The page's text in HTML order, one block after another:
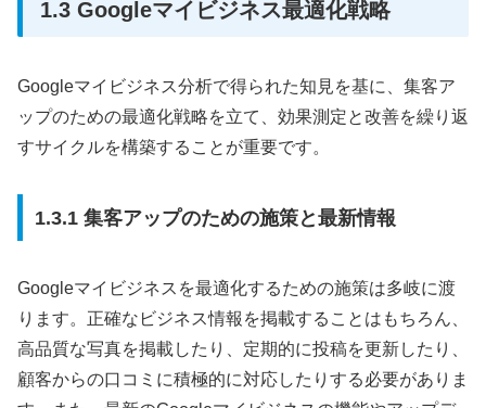
1.3 Googleマイビジネス最適化戦略
Googleマイビジネス分析で得られた知見を基に、集客ア
ップのための最適化戦略を立て、効果測定と改善を繰り返
すサイクルを構築することが重要です。
1.3.1 集客アップのための施策と最新情報
Googleマイビジネスを最適化するための施策は多岐に渡
ります。正確なビジネス情報を掲載することはもちろん、
高品質な写真を掲載したり、定期的に投稿を更新したり、
顧客からの口コミに積極的に対応したりする必要がありま